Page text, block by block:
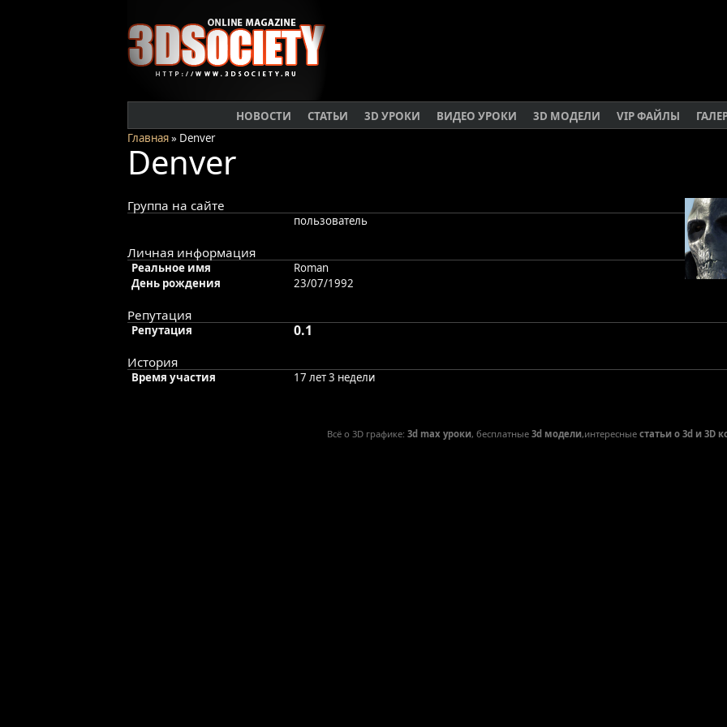
НОВОСТИ СТАТЬИ 3D УРОКИ ВИДЕО УРОКИ 3D МОДЕЛИ VIP ФАЙЛЫ
Главная» Denver
Denver
Группа на сайте
пользователь
Личная информация
Реальное имя
Roman
День рождения
23/07/1992
Репутация
Репутация 0.1
История
Время участия 17 лет 3 недели
Всё о 3D графике: 3d max уроки, бесплатные 3d модели,интересные статьи о 3d и 3D